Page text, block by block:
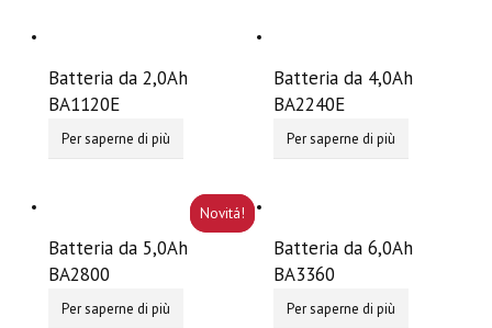
Batteria da 2,0Ah
BA1120E
Per saperne di più
Batteria da 4,0Ah
BA2240E
Per saperne di più
Batteria da 5,0Ah
BA2800
Per saperne di più
Batteria da 6,0Ah
BA3360
Per saperne di più